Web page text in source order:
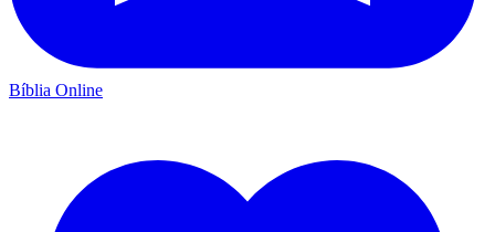
Bíblia Online